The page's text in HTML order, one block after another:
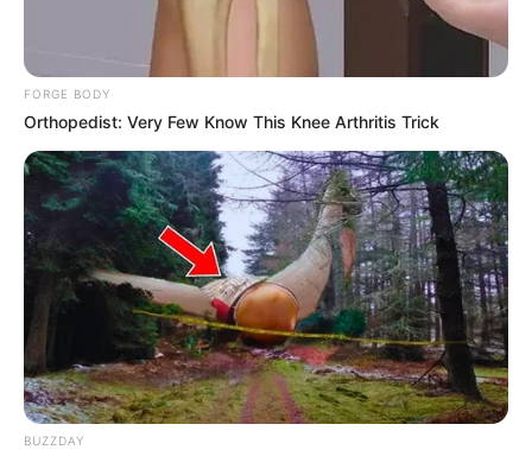
FORGE BODY
Orthopedist: Very Few Know This Knee Arthritis Trick
BUZZDAY